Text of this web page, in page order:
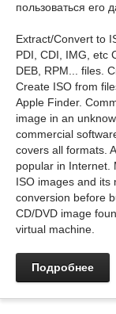
пользоваться его
Extract/Convert to
PDI, CDI, IMG, etc
DEB, RPM... files.
Create ISO from
Apple Finder.
image in an
commercial
covers all formats.
popular in Internet.
ISO images and its
conversion before
CD/DVD image
virtual machine.
Подробнее